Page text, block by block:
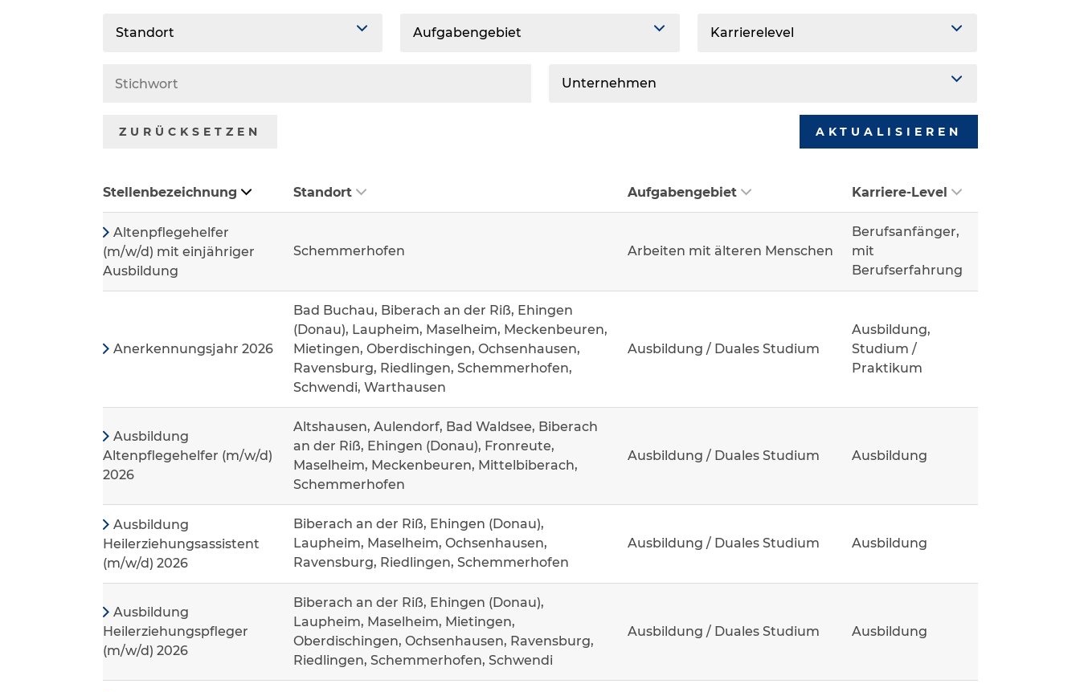
Standort Aufgabengebiet Karrierelevel
Unternehmen
ZURÜCKSETZEN AKTUALISIEREN
Stellenbezeichnung Standort Aufgabengebiet Karriere-Level
Altenpflegehelfer
(m/w/d) mit einjähriger
Ausbildung
Schemmerhofen Arbeiten mit älteren Menschen
Berufsanfänger,
mit
Berufserfahrung
Anerkennungsjahr 2026
Bad Buchau, Biberach an der Riß, Ehingen
(Donau), Laupheim, Maselheim, Meckenbeuren,
Mietingen, Oberdischingen, Ochsenhausen,
Ravensburg, Riedlingen, Schemmerhofen,
Schwendi, Warthausen
Ausbildung / Duales Studium
Ausbildung,
Studium /
Praktikum
Ausbildung
Altenpflegehelfer (m/w/d)
2026
Altshausen, Aulendorf, Bad Waldsee, Biberach
an der Riß, Ehingen (Donau), Fronreute,
Maselheim, Meckenbeuren, Mittelbiberach,
Schemmerhofen
Ausbildung / Duales Studium Ausbildung
Ausbildung
Heilerziehungsassistent
(m/w/d) 2026
Biberach an der Riß, Ehingen (Donau),
Laupheim, Maselheim, Ochsenhausen,
Ravensburg, Riedlingen, Schemmerhofen
Ausbildung / Duales Studium Ausbildung
Ausbildung
Heilerziehungspfleger
(m/w/d) 2026
Biberach an der Riß, Ehingen (Donau),
Laupheim, Maselheim, Mietingen,
Oberdischingen, Ochsenhausen, Ravensburg,
Riedlingen, Schemmerhofen, Schwendi
Ausbildung / Duales Studium Ausbildung